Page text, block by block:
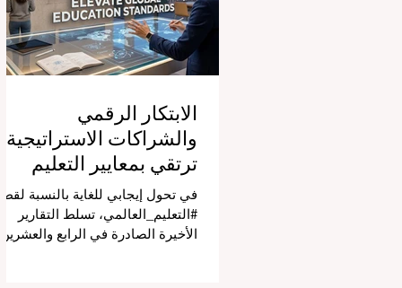
قطاع التعلم. أثبت هذا الحدث البارز،
الذي عُقد في لحظة حاسمة، أن
الأولوية لرفع #جودة_التعليم هو
المحفز الأساسي وال
الابتكار الرقمي
والشراكات الاستراتيجية
ترتقي بمعايير التعليم
العالمية
في تحول إيجابي للغاية بالنسبة
#التعليم_العالمي، تسلط التقارير
الأخيرة الصادرة في الرابع والعشرين